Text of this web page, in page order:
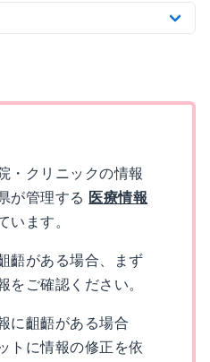
・クリニックの情報
が管理する 医療情報
います。
齬がある場合、まず
をご確認ください。
に齟齬がある場合
トに情報の修正を依